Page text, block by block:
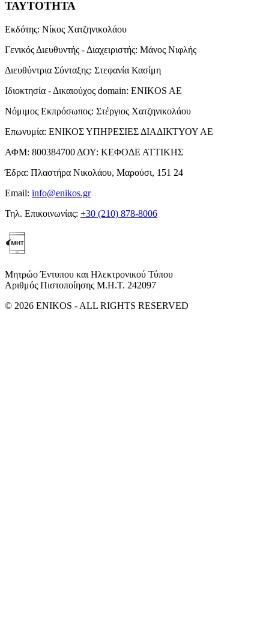
ΤΑΥΤΟΤΗΤΑ
Εκδότης: Νίκος Χατζηνικολάου
Γενικός Διευθυντής - Διαχειριστής: Μάνος Νιφλής
Διευθύντρια Σύνταξης: Στεφανία Κασίμη
Ιδιοκτησία - Δικαιούχος domain: ENIKOS AE
Νόμιμος Εκπρόσωπος: Στέργιος Χατζηνικολάου
Επωνυμία: ΕΝΙΚΟΣ ΥΠΗΡΕΣΙΕΣ ΔΙΑΔΙΚΤΥΟΥ ΑΕ
ΑΦΜ: 800384700 ΔΟΥ: ΚΕΦΟΔΕ ΑΤΤΙΚΗΣ
Έδρα: Πλαστήρα Νικολάου, Μαρούσι, 151 24
Email: info@enikos.gr
Τηλ. Επικοινωνίας: +30 (210) 878-8006
Μητρώο Έντυπου και Ηλεκτρονικού Τύπου
Αριθμός Πιστοποίησης Μ.Η.Τ. 242097
© 2026 ENIKOS - ALL RIGHTS RESERVED